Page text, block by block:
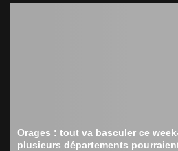
Orages : tout va basculer ce
plusieurs départements